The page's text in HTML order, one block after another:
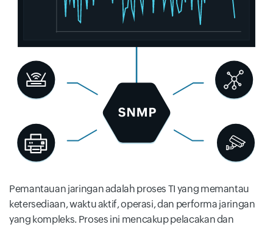
Pemantauan jaringan adalah proses TI yang memantau
ketersediaan, waktu aktif, operasi, dan performa jaringan
yang kompleks. Proses ini mencakup pelacakan dan